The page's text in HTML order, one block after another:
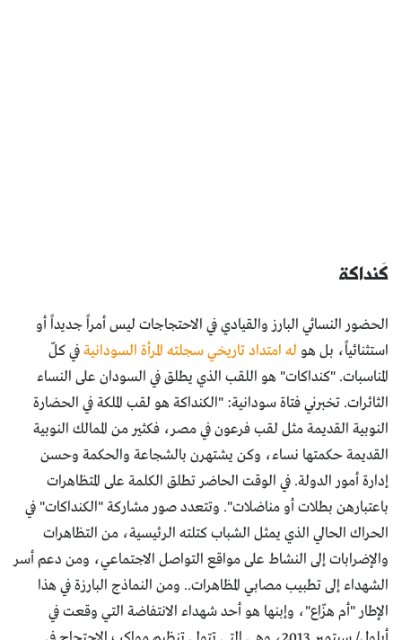
كَنداكة
الحضور النسائي البارز والقيادي في الاحتجاجات ليس أمراً جديداً أو
استثنائياً، بل هو له امتداد تاريخي سجلته المرأة السودانيةفي كلّ
المناسبات. "كنداكات" هو اللقب الذي يطلق في السودان على النساء
الثائرات. تخبرني فتاة سودانية: "الكنداكة هو لقب الملكة في الحضارة
النوبية القديمة مثل لقب فرعون في مصر، فكثير من الممالك النوبية
القديمة حكمتها نساء، وكن يشتهرن بالشجاعة والحكمة وحسن
إدارة أمور الدولة. في الوقت الحاضر تطلق الكلمة على المتظاهرات
باعتبارهن بطلات أو مناضلات". وتتعدد صور مشاركة "الكنداكات" في
الحراك الحالي الذي يمثل الشباب كتلته الرئيسية، من التظاهرات
والإضرابات إلى النشاط على مواقع التواصل الاجتماعي، ومن دعم أسر
الشهداء إلى تطبيب مصابي المظاهرات.. ومن النماذج البارزة في هذا
الإطار "أم هزّاع"، وإبنها هو أحد شهداء الانتفاضة التي وقعت في